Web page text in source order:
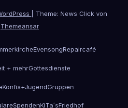
Theme: News Click von
Themeansar
EvensongRepaircafé
+ mehrGottesdienste
Konfis+JugendGruppen
SpendenKiTa´sFriedhof